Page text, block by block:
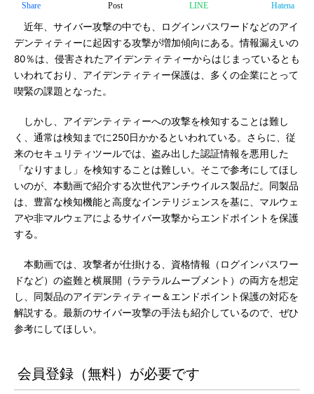
Share Post LINE Hatena
近年、サイバー攻撃の中でも、ログインパスワードなどのアイ
デンティティーに起因する攻撃が増加傾向にある。情報漏えいの
80％は、侵害されたアイデンティティーからはじまっているとも
いわれており、アイデンティティー保護は、多くの企業にとって
喫緊の課題となった。
しかし、アイデンティティーへの攻撃を検知することは難し
く、通常は検知までに250日かかるといわれている。さらに、従
来のセキュリティツールでは、盗み出した認証情報を悪用した
「なりすまし」を検知することは難しい。そこで参考にしてほし
いのが、本動画で紹介する次世代アンチウイルス製品だ。同製品
は、豊富な検知機能と高度なインテリジェンスを基に、マルウェ
アや非マルウェアによるサイバー攻撃からエンドポイントを保護
する。
本動画では、攻撃者が仕掛ける、資格情報（ログインパスワー
ドなど）の盗難と横展開（ラテラルムーブメント）の両方を想定
し、同製品のアイデンティティー＆エンドポイント保護の対応を
解説する。最新のサイバー攻撃の手法も紹介しているので、ぜひ
参考にしてほしい。
会員登録（無料）が必要です